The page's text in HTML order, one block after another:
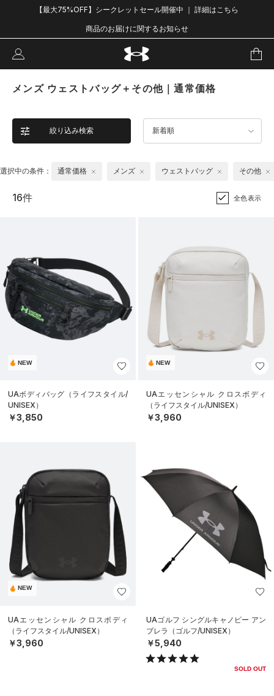
【最大75%OFF】シークレットセール開催中 ｜ 詳細はこちら
商品のお届けに関するお知らせ
メンズ ウェストバッグ＋その他｜通常価格
絞り込み検索 新着順
選択中の条件： 通常価格 メンズ ウェストバッグ その他
16件 全色表示
NEW
UAボディバッグ（ライフスタイル/
UNISEX）
￥3,850
NEW
UAエッセンシャル クロスボディ
（ライフスタイル/UNISEX）
￥3,960
NEW
UAエッセンシャル クロスボディ
（ライフスタイル/UNISEX）
￥3,960
UAゴルフ シングルキャノピー アン
ブレラ（ゴルフ/UNISEX）
￥5,940
SOLD OUT